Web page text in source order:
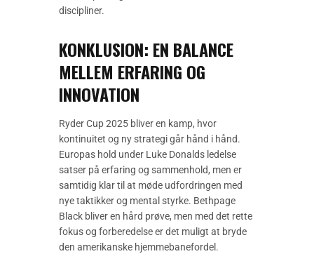
discipliner.
KONKLUSION: EN BALANCE
MELLEM ERFARING OG
INNOVATION
Ryder Cup 2025 bliver en kamp, hvor
kontinuitet og ny strategi går hånd i hånd.
Europas hold under Luke Donalds ledelse
satser på erfaring og sammenhold, men er
samtidig klar til at møde udfordringen med
nye taktikker og mental styrke. Bethpage
Black bliver en hård prøve, men med det rette
fokus og forberedelse er det muligt at bryde
den amerikanske hjemmebanefordel.